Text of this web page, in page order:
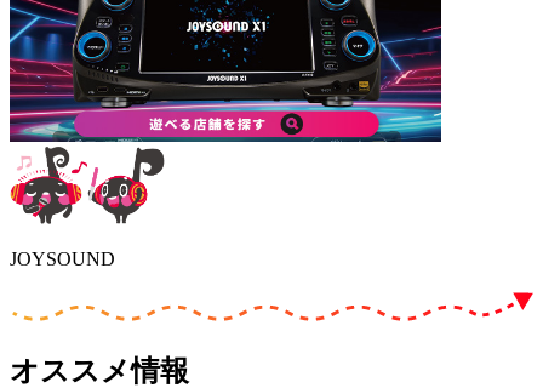
JOYSOUND
オススメ情報